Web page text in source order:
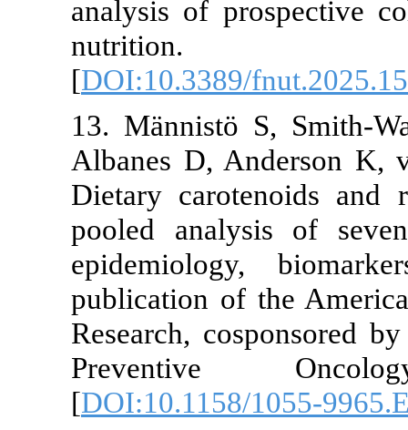
analysis of
nutrition.
[DOI:10.3389/
13. Männistö S,
Albanes D,
Dietary
pooled analysis of
epidemiology,
publication of the
Research,
Preventive
[DOI:10.1158/1055-